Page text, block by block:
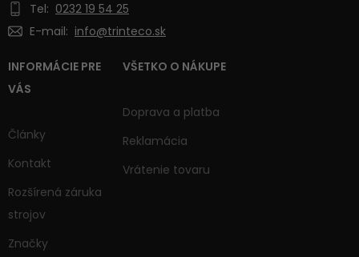
Tel: 0232 19 54 25
E-mail: info@trinteco.sk
INFORMÁCIE PRE
VÁS
Články
Kontakt
Rozšírená záruka
strojov
Značky
VŠETKO O NÁKUPE
Doprava a platba
Reklamácia
Vrátenie tovaru